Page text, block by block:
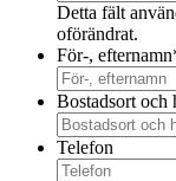
Detta fält
oförändrat.
För-, efternamn
Bostadsort och
Telefon